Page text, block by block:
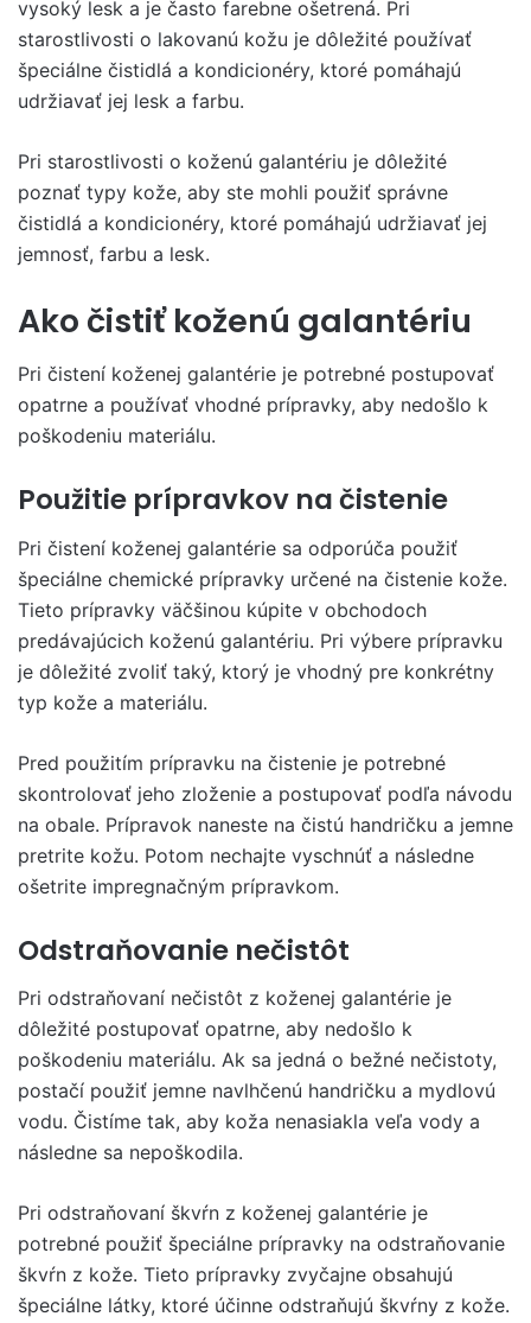
vysoký lesk a je často farebne ošetrená. Pri
starostlivosti o lakovanú kožu je dôležité používať
špeciálne čistidlá a kondicionéry, ktoré pomáhajú
udržiavať jej lesk a farbu.
Pri starostlivosti o koženú galantériu je dôležité
poznať typy kože, aby ste mohli použiť správne
čistidlá a kondicionéry, ktoré pomáhajú udržiavať jej
jemnosť, farbu a lesk.
Ako čistiť koženú galantériu
Pri čistení koženej galantérie je potrebné postupovať
opatrne a používať vhodné prípravky, aby nedošlo k
poškodeniu materiálu.
Použitie prípravkov na čistenie
Pri čistení koženej galantérie sa odporúča použiť
špeciálne chemické prípravky určené na čistenie kože.
Tieto prípravky väčšinou kúpite v obchodoch
predávajúcich koženú galantériu. Pri výbere prípravku
je dôležité zvoliť taký, ktorý je vhodný pre konkrétny
typ kože a materiálu.
Pred použitím prípravku na čistenie je potrebné
skontrolovať jeho zloženie a postupovať podľa návodu
na obale. Prípravok naneste na čistú handričku a jemne
pretrite kožu. Potom nechajte vyschnúť a následne
ošetrite impregnačným prípravkom.
Odstraňovanie nečistôt
Pri odstraňovaní nečistôt z koženej galantérie je
dôležité postupovať opatrne, aby nedošlo k
poškodeniu materiálu. Ak sa jedná o bežné nečistoty,
postačí použiť jemne navlhčenú handričku a mydlovú
vodu. Čistíme tak, aby koža nenasiakla veľa vody a
následne sa nepoškodila.
Pri odstraňovaní škvŕn z koženej galantérie je
potrebné použiť špeciálne prípravky na odstraňovanie
škvŕn z kože. Tieto prípravky zvyčajne obsahujú
špeciálne látky, ktoré účinne odstraňujú škvŕny z kože.